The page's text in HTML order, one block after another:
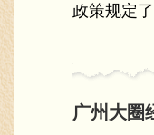
政策规定
广州大圈